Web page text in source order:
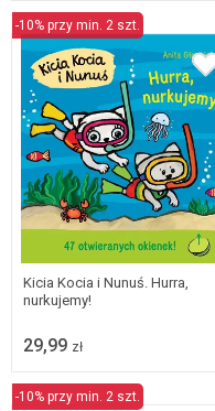
-10% przy min. 2 szt.
Kicia Kocia i Nunuś. Hurra,
nurkujemy!
29,99 zł
-10% przy min. 2 szt.